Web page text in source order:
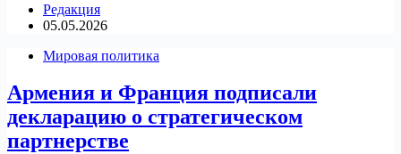
Редакция
05.05.2026
Мировая политика
Армения и Франция подписали
декларацию о стратегическом
партнерстве